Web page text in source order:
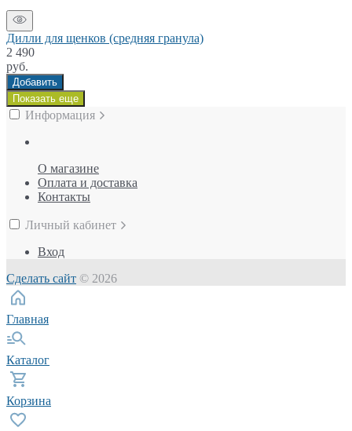
Дилли для щенков (средняя гранула)
2 490
руб.
Добавить
Показать еще
Информация
О магазине
Оплата и доставка
Контакты
Личный кабинет
Вход
Сделать сайт © 2026
Главная
Каталог
Корзина